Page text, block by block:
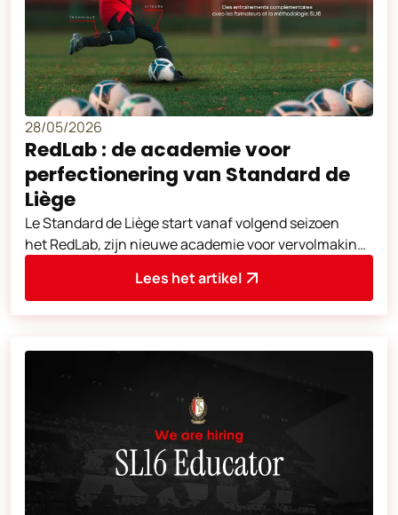
28/05/2026
RedLab : de academie voor
perfectionering van Standard de
Liège
Le Standard de Liège start vanaf volgend seizoen
het RedLab, zijn nieuwe academie voor vervolmaking,
Lees het artikel